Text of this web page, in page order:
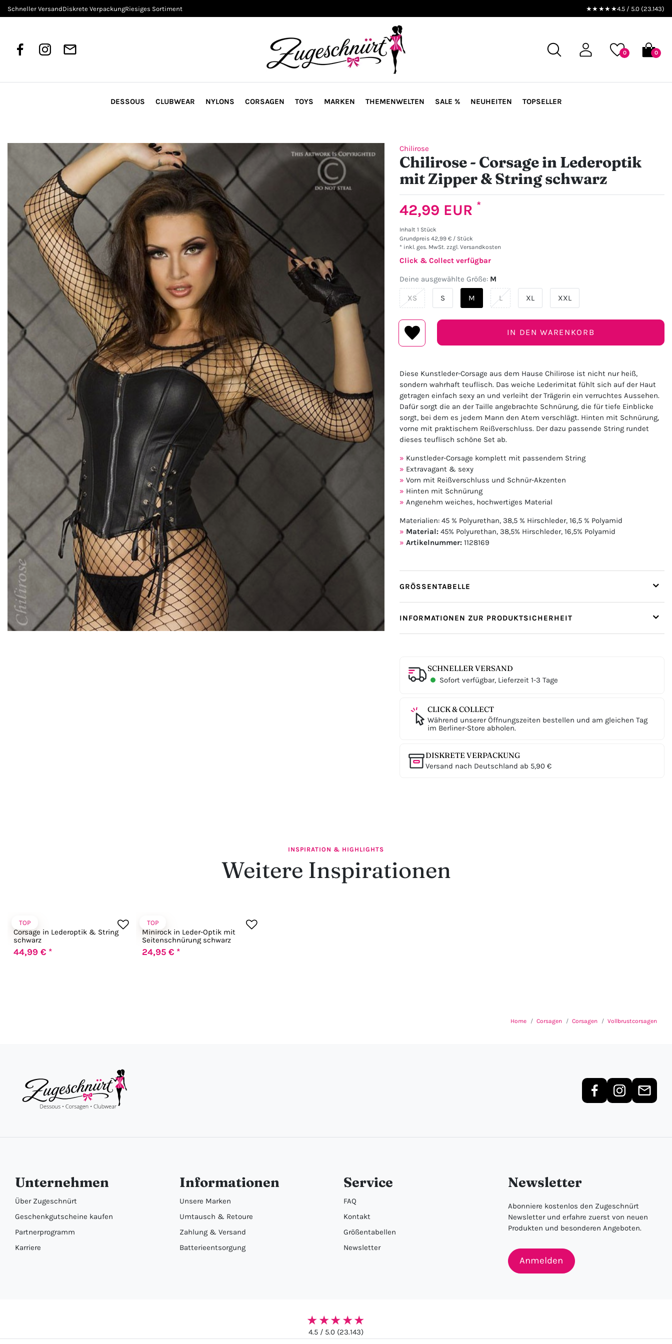
Schneller VersandDiskrete VerpackungRiesiges Sortiment ★★★★★4.5 / 5.0 (23.143)
0 0
DESSOUS CLUBWEAR NYLONS CORSAGEN TOYS MARKEN THEMENWELTEN SALE % NEUHEITEN TOPSELLER
Chilirose
Chilirose - Corsage in Lederoptik
mit Zipper & String schwarz
42,99 EUR *
Inhalt 1 Stück
Grundpreis 42,99 € / Stück
* inkl. ges. MwSt. zzgl. Versandkosten
Click & Collect verfügbar
Deine ausgewählte Größe: M
XS S M L XL XXL
IN DEN WARENKORB
Diese Kunstleder-Corsage aus dem Hause Chilirose ist nicht nur heiß,
sondern wahrhaft teuflisch. Das weiche Lederimitat fühlt sich auf der Haut
getragen einfach sexy an und verleiht der Trägerin ein verruchtes Aussehen.
Dafür sorgt die an der Taille angebrachte Schnürung, die für tiefe Einblicke
sorgt, bei dem es jedem Mann den Atem verschlägt. Hinten mit Schnürung,
vorne mit praktischem Reißverschluss. Der dazu passende String rundet
dieses teuflisch schöne Set ab.
Kunstleder-Corsage komplett mit passendem String
Extravagant & sexy
Vorn mit Reißverschluss und Schnür-Akzenten
Hinten mit Schnürung
Angenehm weiches, hochwertiges Material
Materialien: 45 % Polyurethan, 38,5 % Hirschleder, 16,5 % Polyamid
Material: 45% Polyurethan, 38,5% Hirschleder, 16,5% Polyamid
Artikelnummer: 1128169
GRÖSSENTABELLE
INFORMATIONEN ZUR PRODUKTSICHERHEIT
SCHNELLER VERSAND
Sofort verfügbar, Lieferzeit 1-3 Tage
CLICK & COLLECT
Während unserer Öffnungszeiten bestellen und am gleichen Tag
im Berliner-Store abholen.
DISKRETE VERPACKUNG
Versand nach Deutschland ab 5,90 €
INSPIRATION & HIGHLIGHTS
Weitere Inspirationen
TOP
Chilirose
Corsage in Lederoptik & String
schwarz
44,99 € *
TOP
Chilirose
Minirock in Leder-Optik mit
Seitenschnürung schwarz
24,95 € *
Home Corsagen Corsagen Vollbrustcorsagen
Unternehmen
Über Zugeschnürt
Geschenkgutscheine kaufen
Partnerprogramm
Karriere
Informationen
Unsere Marken
Umtausch & Retoure
Zahlung & Versand
Batterieentsorgung
Service
FAQ
Kontakt
Größentabellen
Newsletter
Newsletter
Abonniere kostenlos den Zugeschnürt
Newsletter und erfahre zuerst von neuen
Produkten und besonderen Angeboten.
Anmelden
★★★★★
4.5 / 5.0 (23.143)